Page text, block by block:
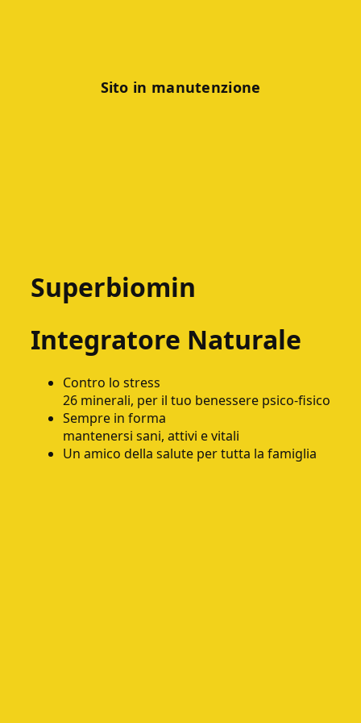
Sito in manutenzione
Superbiomin
Integratore Naturale
Contro lo stress
26 minerali, per il tuo benessere psico-fisico
Sempre in forma
mantenersi sani, attivi e vitali
Un amico della salute per tutta la famiglia